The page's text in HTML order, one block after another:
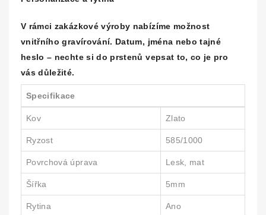
V rámci zakázkové výroby nabízíme možnost
vnitřního gravírování. Datum, jména nebo tajné
heslo – nechte si do prstenů vepsat to, co je pro
vás důležité.
Specifikace
Kov Zlato
Ryzost 585/1000
Povrchová úprava Lesk, mat
Šířka 5mm
Rytina Ano